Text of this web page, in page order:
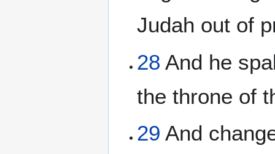
Judah out of
28 And he
the throne of
29 And